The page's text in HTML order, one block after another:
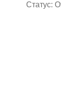
Статус: